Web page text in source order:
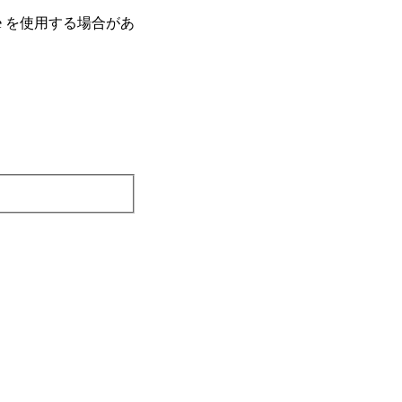
使⽤する場合があ